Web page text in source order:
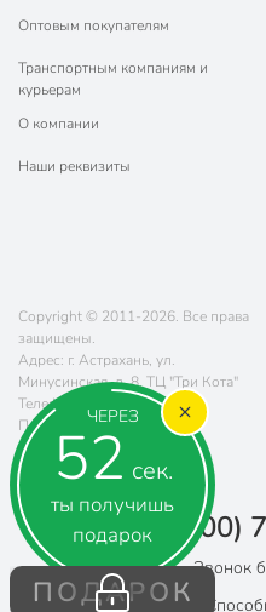
ЧЕРЕЗ
51 сек.
ты получишь
подарок
ПОДАРОК
Оптовым покупателям
Транспортным компаниям и
курьерам
О компании
Наши реквизиты
Copyright © 2011-2026. Все права
защищены.
Адрес: г. Астрахань, ул.
Минусинская, д. 8, ТЦ "Три Кота"
Телефон:
8 (800) 770-77-06
Почта:
sales@poryadok.ru
8 (800)
Звонок